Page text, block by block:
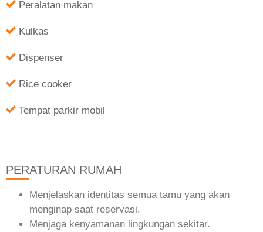
Peralatan makan
Kulkas
Dispenser
Rice cooker
Tempat parkir mobil
PERATURAN RUMAH
Menjelaskan identitas semua tamu yang akan
menginap saat reservasi.
Menjaga kenyamanan lingkungan sekitar.